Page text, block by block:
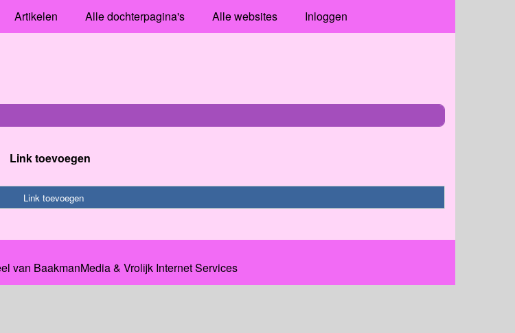
Artikelen Alle dochterpagina's Alle websites Inloggen
Link toevoegen
Link toevoegen
van BaakmanMedia& Vrolijk Internet Services